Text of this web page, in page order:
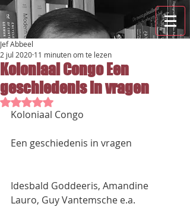
Koloniaal Congo Een
geschiedenis in vragen
Jef Abbeel
2 jul 2020 11 minuten om te lezen
Beoordeeld met NaN uit 5 sterren.
Koloniaal Congo
Een geschiedenis in vragen
Idesbald Goddeeris, Amandine
Lauro, Guy Vantemsche e.a.